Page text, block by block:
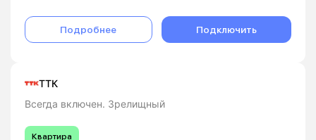
Подробнее Подключить
ТТК
Всегда включен. Зрелищный
Квартира